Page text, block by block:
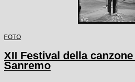
FOTO
XII Festival della
Sanremo